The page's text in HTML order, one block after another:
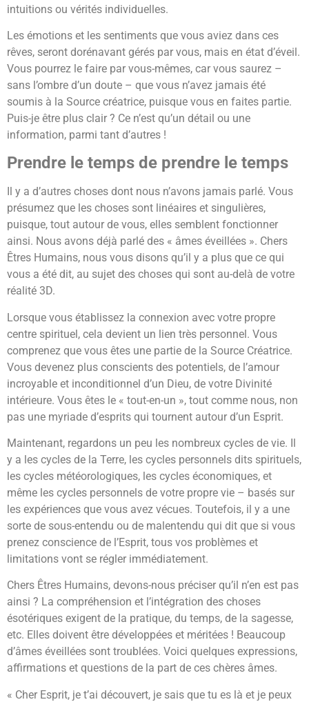
intuitions ou vérités individuelles.
Les émotions et les sentiments que vous aviez dans ces
rêves, seront dorénavant gérés par vous, mais en état d’éveil.
Vous pourrez le faire par vous-mêmes, car vous saurez –
sans l’ombre d’un doute – que vous n’avez jamais été
soumis à la Source créatrice, puisque vous en faites partie.
Puis-je être plus clair ? Ce n’est qu’un détail ou une
information, parmi tant d’autres !
Prendre le temps de prendre le temps
Il y a d’autres choses dont nous n’avons jamais parlé. Vous
présumez que les choses sont linéaires et singulières,
puisque, tout autour de vous, elles semblent fonctionner
ainsi. Nous avons déjà parlé des « âmes éveillées ». Chers
Êtres Humains, nous vous disons qu’il y a plus que ce qui
vous a été dit, au sujet des choses qui sont au-delà de votre
réalité 3D.
Lorsque vous établissez la connexion avec votre propre
centre spirituel, cela devient un lien très personnel. Vous
comprenez que vous êtes une partie de la Source Créatrice.
Vous devenez plus conscients des potentiels, de l’amour
incroyable et inconditionnel d’un Dieu, de votre Divinité
intérieure. Vous êtes le « tout-en-un », tout comme nous, non
pas une myriade d’esprits qui tournent autour d’un Esprit.
Maintenant, regardons un peu les nombreux cycles de vie. Il
y a les cycles de la Terre, les cycles personnels dits spirituels,
les cycles météorologiques, les cycles économiques, et
même les cycles personnels de votre propre vie – basés sur
les expériences que vous avez vécues. Toutefois, il y a une
sorte de sous-entendu ou de malentendu qui dit que si vous
prenez conscience de l’Esprit, tous vos problèmes et
limitations vont se régler immédiatement.
Chers Êtres Humains, devons-nous préciser qu’il n’en est pas
ainsi ? La compréhension et l’intégration des choses
ésotériques exigent de la pratique, du temps, de la sagesse,
etc. Elles doivent être développées et méritées ! Beaucoup
d’âmes éveillées sont troublées. Voici quelques expressions,
affirmations et questions de la part de ces chères âmes.
« Cher Esprit, je t’ai découvert, je sais que tu es là et je peux